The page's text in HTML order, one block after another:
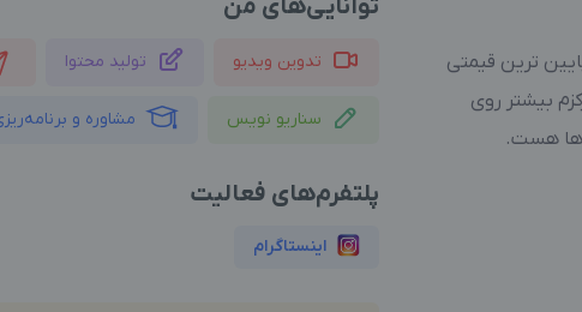
ترین قیمتی
بیشتر روی
ها هست.
توانایی‌های من
تدوین ویدیو تولید محتوا
سناریو نویس مشاوره و
پلتفرم‌های فعالیت
اینستاگرام